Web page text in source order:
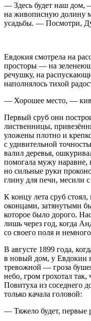
— Здесь будет наш дом,
на живописную долину
усадьбы. — Посмотри,
Евдокия смотрела на
просторы — на
речушку, на
наполнялось тихой
— Хорошее место, —
Первый сруб они
лиственницы,
уложены плотно и
с удивительной
валил деревья,
помогала мужу наравне,
но сильные руки
глину для печи, месили
К концу лета сруб
оконцами, затянутыми
которое было дорого.
лишь через год, когда
со своего поля и
В августе 1899 года,
в новый дом, у Евдокии
тревожной — гроза
небо, гром грохотал так,
Повитуха из соседнего
только качала головой:
— Тяжело будет, первые